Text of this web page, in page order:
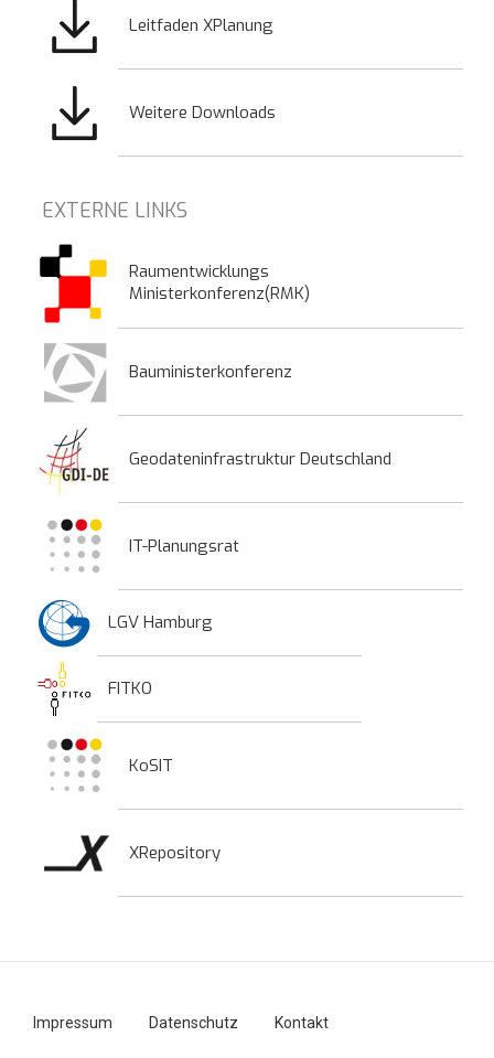
Leitfaden XPlanung
Weitere Downloads
EXTERNE LINKS
Raumentwicklungs
Ministerkonferenz(RMK)
Bauministerkonferenz
Geodateninfrastruktur Deutschland
IT-Planungsrat
LGV Hamburg
FITKO
KoSIT
XRepository
Fußzeilenmenü
Impressum Datenschutz Kontakt